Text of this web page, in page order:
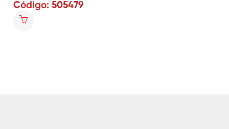
Código: 505479